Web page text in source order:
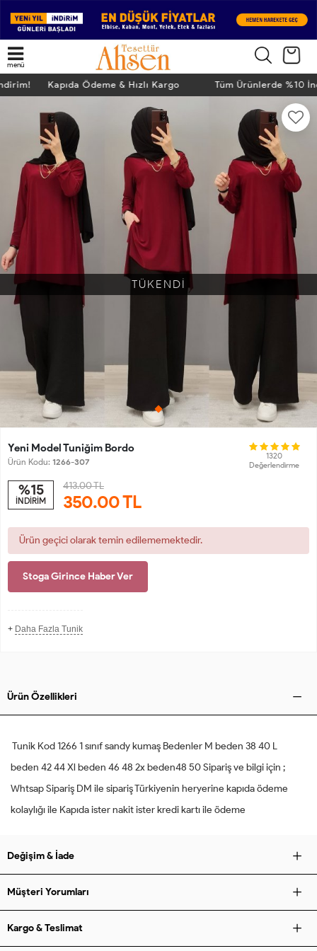
menü
Kapıda Ödeme & Hızlı Kargo Tüm Ürünlerde %10
TÜKENDİ
Yeni Model Tuniğim Bordo
Ürün Kodu: 1266-307
1320
Değerlendirme
%15
İNDİRİM
413.00 TL
350.00TL
Ürün geçici olarak temin edilememektedir.
Stoga Girince Haber Ver
+ Daha Fazla Tunik
Ürün Özellikleri
Tunik Kod 1266 1 sınıf sandy kumaş Bedenler M beden 38 40 L
beden 42 44 Xl beden 46 48 2x beden48 50 Sipariş ve bilgi için ;
Whtsap Sipariş DM ile sipariş Türkiyenin heryerine kapıda ödeme
kolaylığı ile Kapıda ister nakit ister kredi kartı ile ödeme
Değişim & İade
Müşteri Yorumları
Kargo & Teslimat